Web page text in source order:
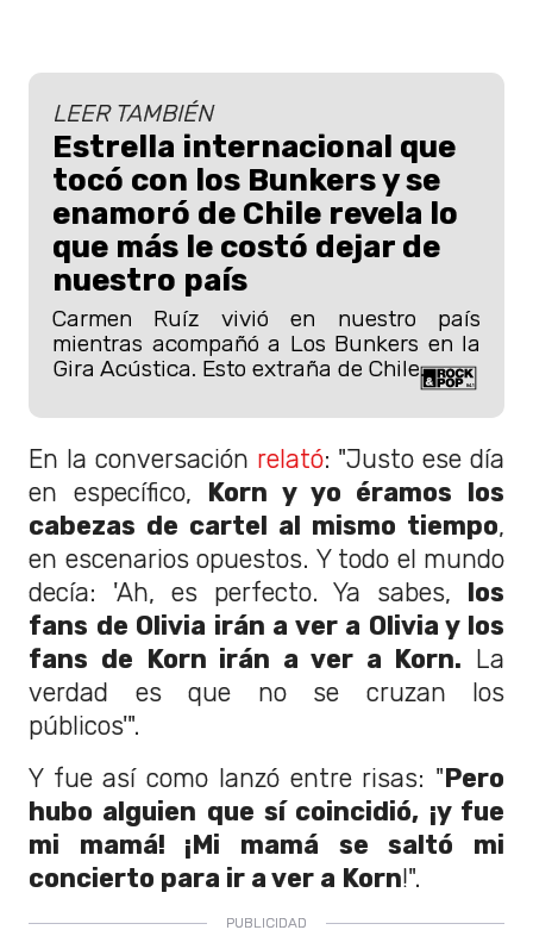
LEER TAMBIÉN
Estrella internacional que
tocó con los Bunkers y se
enamoró de Chile revela lo
que más le costó dejar de
nuestro país
Carmen Ruíz vivió en nuestro país
mientras acompañó a Los Bunkers en la
Gira Acústica. Esto extraña de Chile.
En la conversación relató: "Justo ese día
en específico, Korn y yo éramos los
cabezas de cartel al mismo tiempo,
en escenarios opuestos. Y todo el mundo
decía: 'Ah, es perfecto. Ya sabes, los
fans de Olivia irán a ver a Olivia y los
fans de Korn irán a ver a Korn. La
verdad es que no se cruzan los
públicos'".
Y fue así como lanzó entre risas: "Pero
hubo alguien que sí coincidió, ¡y fue
mi mamá! ¡Mi mamá se saltó mi
concierto para ir a ver a Korn!".